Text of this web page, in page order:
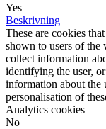
Yes
Beskrivning
These are cookies
shown to users of the
collect information
identifying the user,
information about the
personalisation of
Analytics cookies
No